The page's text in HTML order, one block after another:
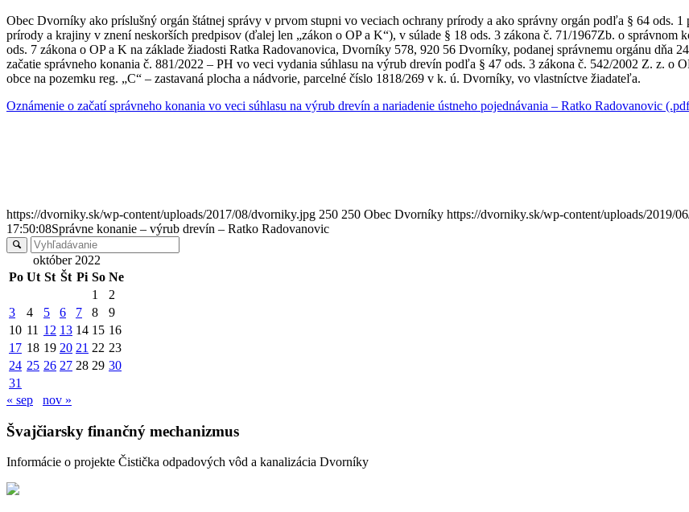
Obec Dvorníky ako príslušný orgán štátnej správy v prvom stupni vo veciach ochrany prírody a ako správny orgán podľa § 64 ods.
prírody a krajiny v znení neskorších predpisov (ďalej len „zákon o OP a K“), v súlade § 18 ods. 3 zákona č. 71/1967Zb. o správnom
ods. 7 zákona o OP a K na základe žiadosti Ratka Radovanovica, Dvorníky 578, 920 56 Dvorníky, podanej správnemu orgánu dňa
začatie správneho konania č. 881/2022 – PH vo veci vydania súhlasu na výrub drevín podľa § 47 ods. 3 zákona č. 542/2002 Z. z. o
obce na pozemku reg. „C“ – zastavaná plocha a nádvorie, parcelné číslo 1818/269 v k. ú. Dvorníky, vo vlastníctve žiadateľa.
Oznámenie o začatí správneho konania vo veci súhlasu na výrub drevín a nariadenie ústneho pojednávania – Ratko Radovanovic
https://dvorniky.sk/wp-content/uploads/2017/08/dvorniky.jpg 250 250 Obec Dvorníky https://dvorniky.sk/wp-content/uploads/2019/
17:50:08Správne konanie – výrub drevín – Ratko Radovanovic
október 2022
Po Ut St Št Pi So Ne
1
2
3
4 5 6 7 8
9
10 11 12 13 14 15 16
17 18 19 20 21 22 23
24 25 26 27 28 29 30
31
« sep
nov »
Švajčiarsky finančný mechanizmus
Informácie o projekte Čistička odpadových vôd a kanalizácia Dvorníky